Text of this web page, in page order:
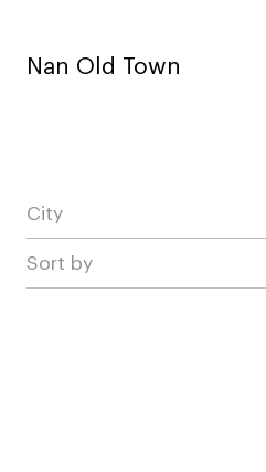
Nan Old Town
City
Sort by